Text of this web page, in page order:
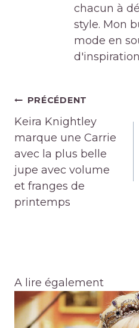
chacun à
style. Mon
mode en
Navigation
de
PRÉCÉDENT
Keira Knightley
marque une Carrie
avec la plus belle
jupe avec volume
et franges de
printemps
A lire également